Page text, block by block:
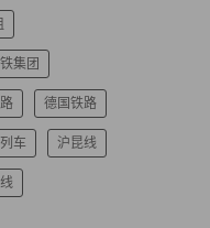
集团
德国铁路
车 沪昆线